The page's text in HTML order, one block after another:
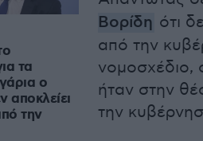
Βορίδη ότι
από την
νομοσχέδιο,
ήταν στην
την
τα
ο
αποκλείει
την